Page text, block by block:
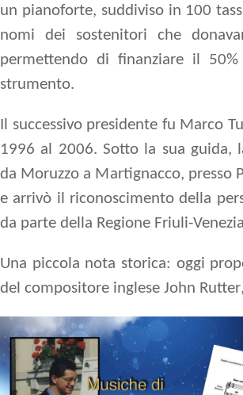
un pianoforte, suddiviso in 100
nomi dei sostenitori che
permettendo di finanziare il
strumento.
Il successivo presidente fu Marco
1996 al 2006. Sotto la sua guida,
da Moruzzo a Martignacco, presso
e arrivò il riconoscimento della
da parte della Regione Friuli-
Una piccola nota storica: oggi
del compositore inglese John Rutter,